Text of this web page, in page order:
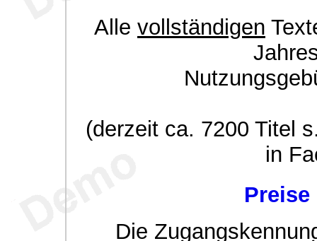
Alle vollständigen
(derzeit ca. 7200 Titel
in
Die